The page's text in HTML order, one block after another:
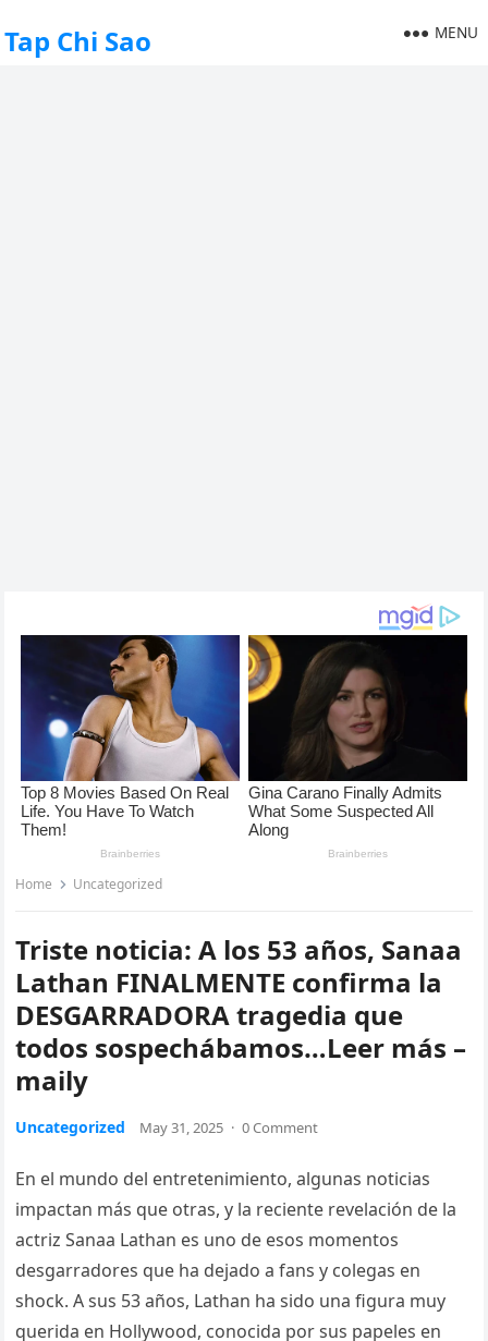
Tap Chi Sao MENU
Home Uncategorized
Triste noticia: A los 53 años, Sanaa
Lathan FINALMENTE confirma la
DESGARRADORA tragedia que
todos sospechábamos…Leer más –
maily
Uncategorized May 31, 2025 · 0 Comment
En el mundo del entretenimiento, algunas noticias
impactan más que otras, y la reciente revelación de la
actriz Sanaa Lathan es uno de esos momentos
desgarradores que ha dejado a fans y colegas en
shock. A sus 53 años, Lathan ha sido una figura muy
querida en Hollywood, conocida por sus papeles en